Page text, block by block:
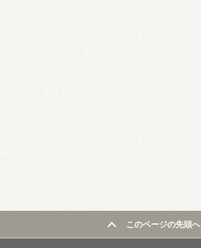
このページの先頭へ